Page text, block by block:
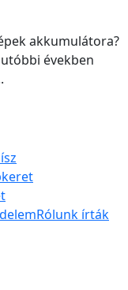
akkumulátora?
években
Rólunk írták